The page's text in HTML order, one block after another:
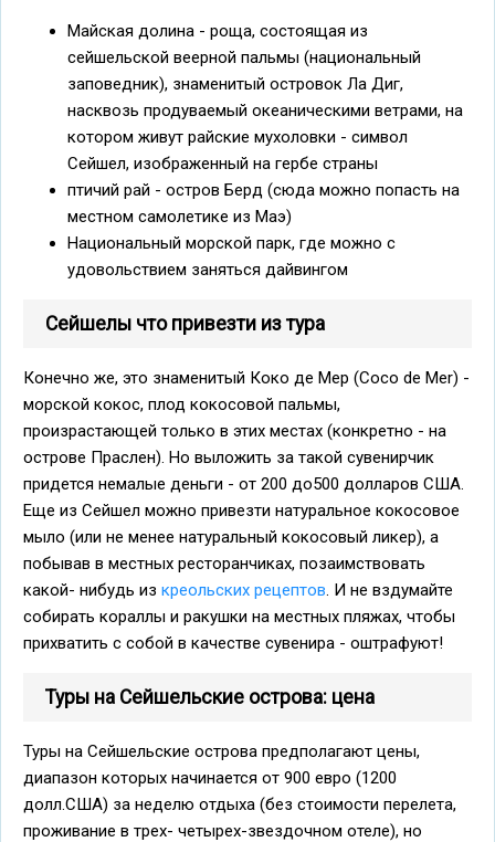
Майская долина - роща, состоящая из
сейшельской веерной пальмы (национальный
заповедник), знаменитый островок Ла Диг,
насквозь продуваемый океаническими ветрами, на
котором живут райские мухоловки - символ
Сейшел, изображенный на гербе страны
птичий рай - остров Берд (сюда можно попасть на
местном самолетике из Маэ)
Национальный морской парк, где можно с
удовольствием заняться дайвингом
Сейшелы что привезти из тура
Конечно же, это знаменитый Коко де Мер (Coco de Mer) -
морской кокос, плод кокосовой пальмы,
произрастающей только в этих местах (конкретно - на
острове Праслен). Но выложить за такой сувенирчик
придется немалые деньги - от 200 до500 долларов США.
Еще из Сейшел можно привезти натуральное кокосовое
мыло (или не менее натуральный кокосовый ликер), а
побывав в местных ресторанчиках, позаимствовать
какой- нибудь из креольских рецептов. И не вздумайте
собирать кораллы и ракушки на местных пляжах, чтобы
прихватить с собой в качестве сувенира - оштрафуют!
Туры на Сейшельские острова: цена
Туры на Сейшельские острова предполагают цены,
диапазон которых начинается от 900 евро (1200
долл.США) за неделю отдыха (без стоимости перелета,
проживание в трех- четырех-звездочном отеле), но